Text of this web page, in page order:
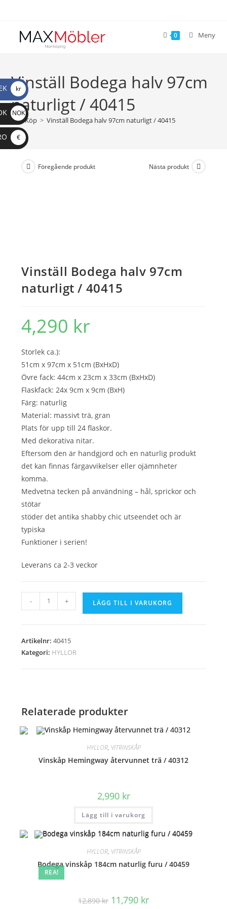
0 Meny
Vinställ Bodega halv 97cm
naturligt / 40415
> Köp > Vinställ Bodega halv 97cm naturligt / 40415
Föregående produkt Nästa produkt
Vinställ Bodega halv 97cm
naturligt / 40415
4,290 kr
Storlek ca.):
51cm x 97cm x 51cm (BxHxD)
Övre fack: 44cm x 23cm x 33cm (BxHxD)
Flaskfack: 24x 9cm x 9cm (BxH)
Färg: naturlig
Material: massivt trä, gran
Plats för upp till 24 flaskor.
Med dekorativa nitar.
Eftersom den är handgjord och en naturlig produkt
det kan finnas färgavvikelser eller ojämnheter
komma.
Medvetna tecken på användning – hål, sprickor och
stötar
stöder det antika shabby chic utseendet och är
typiska
Funktioner i serien!
Leverans ca 2-3 veckor
Bodega
naturligt
- + LÄGG TILL I VARUKORG
Artikelnr:40415
Kategori: HYLLOR
Relaterade produkter
HYLLOR, VITRINSKÅP
Vinskåp Hemingway återvunnet trä / 40312
2,990 kr
Lägg till i varukorg
REA!
HYLLOR, VITRINSKÅP
Bodega vinskåp 184cm naturlig furu / 40459
12,890kr Det
ursprungliga
11,790 krDet
kr
NOK
€